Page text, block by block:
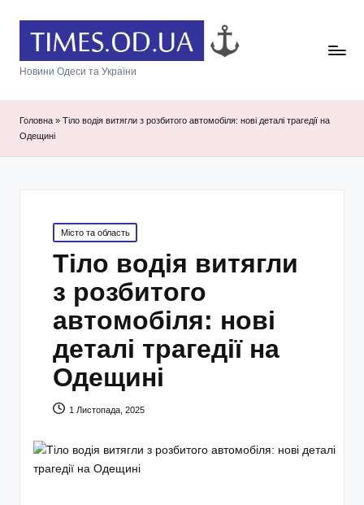
Новини Одеси та України
Головна » Тіло водія витягли з розбитого автомобіля: нові деталі трагедії на
Одещині
Posted
in
Місто та область
Тіло водія витягли
з розбитого
автомобіля: нові
деталі трагедії на
Одещині
1 Листопада, 2025